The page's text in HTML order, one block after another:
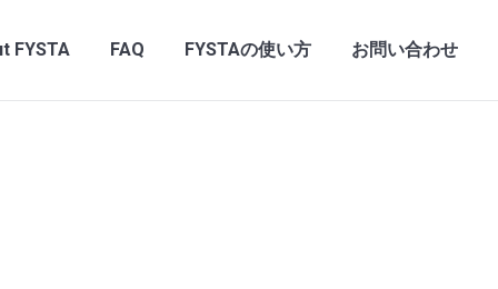
FYSTA FAQ FYSTAの使い方 お問い合わせ